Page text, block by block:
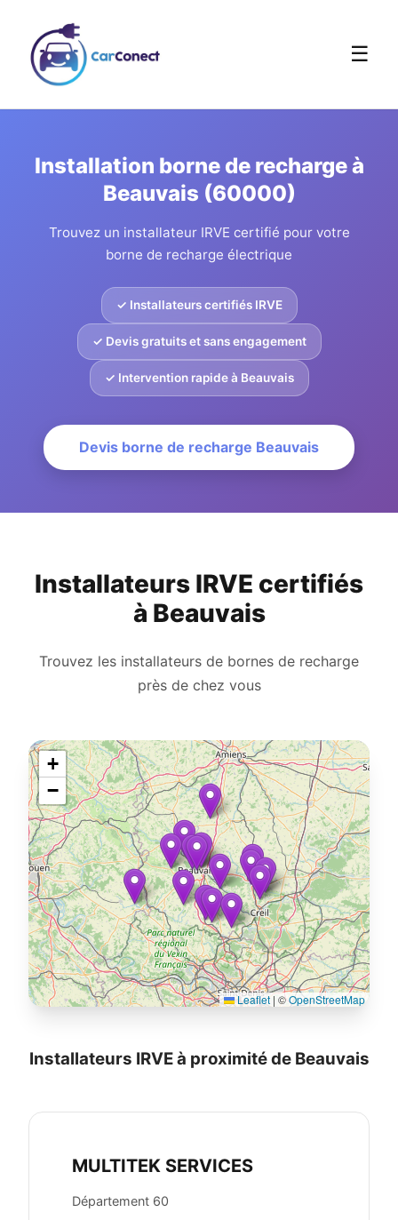
☰
Installation borne de recharge à
Beauvais (60000)
Trouvez un installateur IRVE certifié pour votre
borne de recharge électrique
✓ Installateurs certifiés IRVE
✓ Devis gratuits et sans engagement
✓ Intervention rapide à Beauvais
Devis borne de recharge Beauvais
Installateurs IRVE certifiés
à Beauvais
Trouvez les installateurs de bornes de recharge
près de chez vous
+
−
Leaflet | ©OpenStreetMap
Installateurs IRVE à proximité de Beauvais
MULTITEK SERVICES
Département 60